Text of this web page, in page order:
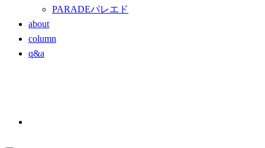
PARADEパレエド
about
column
q&a